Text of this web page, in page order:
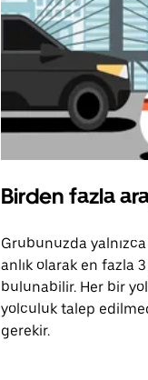
Birden fazla
Grubunuzda
anlık olarak en fazla
bulunabilir. Her bir
yolculuk talep
gerekir.